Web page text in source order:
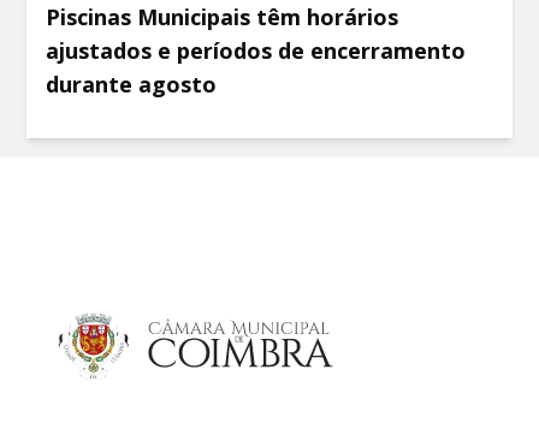
Piscinas Municipais têm horários
ajustados e períodos de encerramento
durante agosto